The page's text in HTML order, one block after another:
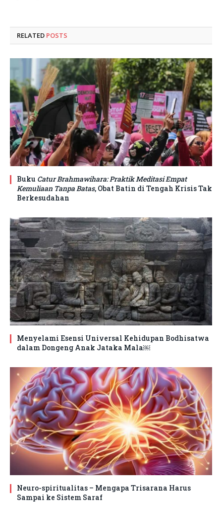
RELATED POSTS
Buku Catur Brahmawihara: Praktik Meditasi Empat
Kemuliaan Tanpa Batas, Obat Batin di Tengah Krisis Tak
Berkesudahan
Menyelami Esensi Universal Kehidupan Bodhisatwa
dalam Dongeng Anak Jataka Mala￼
Neuro-spiritualitas – Mengapa Trisarana Harus
Sampai ke Sistem Saraf